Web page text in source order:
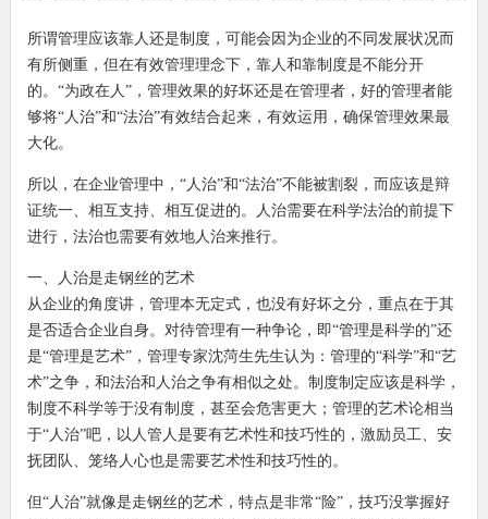
所谓管理应该靠人还是制度，可能会因为企业的不同发展状况而
有所侧重，但在有效管理理念下，靠人和靠制度是不能分开
的。“为政在人”，管理效果的好坏还是在管理者，好的管理者能
够将“人治”和“法治”有效结合起来，有效运用，确保管理效果最
大化。
所以，在企业管理中，“人治”和“法治”不能被割裂，而应该是辩
证统一、相互支持、相互促进的。人治需要在科学法治的前提下
进行，法治也需要有效地人治来推行。
一、人治是走钢丝的艺术
从企业的角度讲，管理本无定式，也没有好坏之分，重点在于其
是否适合企业自身。对待管理有一种争论，即“管理是科学的”还
是“管理是艺术”，管理专家沈菏生先生认为：管理的“科学”和“艺
术”之争，和法治和人治之争有相似之处。制度制定应该是科学，
制度不科学等于没有制度，甚至会危害更大；管理的艺术论相当
于“人治”吧，以人管人是要有艺术性和技巧性的，激励员工、安
抚团队、笼络人心也是需要艺术性和技巧性的。
但“人治”就像是走钢丝的艺术，特点是非常“险”，技巧没掌握好